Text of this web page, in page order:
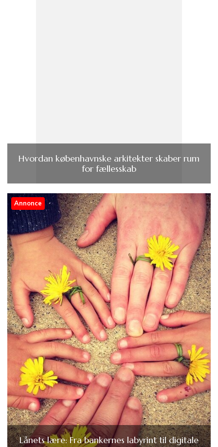
Hvordan københavnske arkitekter skaber rum
for fællesskab
Annonce
Lånets lære: Fra bankernes labyrint til digitale